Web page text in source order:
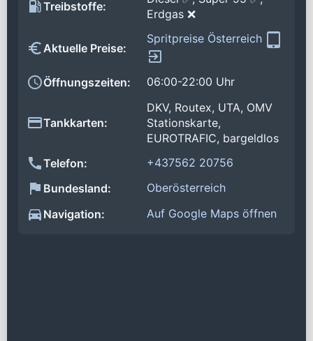
Treibstoffe:
Erdgas ❌
Aktuelle Preise:
Spritpreise Österreich
Öffnungszeiten: 06:00-22:00 Uhr
Tankkarten:
DKV, Routex, UTA, OMV
Stationskarte,
EUROTRAFIC, bargeldlos
Telefon:
+437562 20756
Bundesland:
Oberösterreich
Navigation:
Auf Google Maps öffnen